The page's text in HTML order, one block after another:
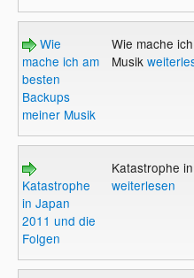
Wie
mache ich am
besten
Backups
meiner Musik
Wie mache
Musik
Katastrophe
in Japan
2011 und die
Folgen
Katastrophe
weiterlesen